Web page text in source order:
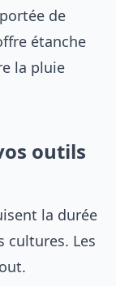
de
étanche
la pluie
outils
la durée
cultures. Les